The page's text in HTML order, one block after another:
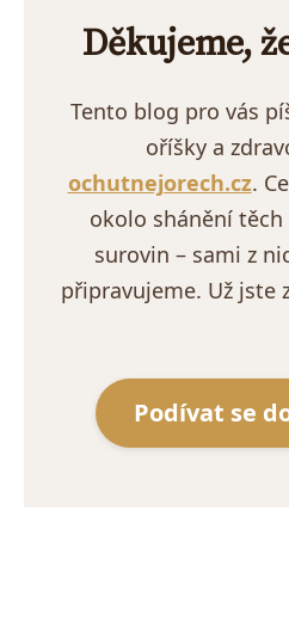
Děkujeme,
Tento blog pro vás
oříšky a
ochutnejorech.cz. Celý náš svět se točí
okolo shánění
surovin – sami z
připravujeme. Už jste
Podívat se